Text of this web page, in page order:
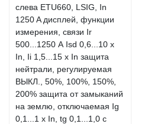
слева ETU660, LSIG, In
1250 A дисплей, функции
измерения, связи Ir
500...1250 А Isd 0,6...10 x
In, Ii 1,5...15 x In защита
нейтрали, регулируемая
ВЫКЛ., 50%, 100%, 150%,
200% защита от замыканий
на землю, отключаемая Ig
0,1...1 x In, tg 0,1...1,0 с